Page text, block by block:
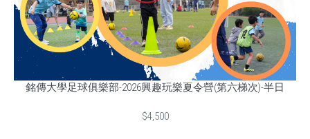
銘傳大學足球俱樂部-2026興趣玩樂夏令營(第六梯次)-半日
$4,500